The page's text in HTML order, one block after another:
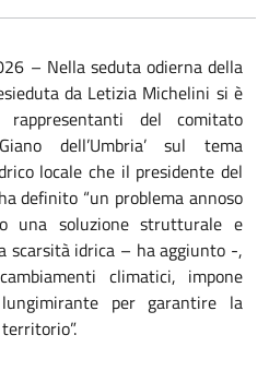
– Nella seduta odierna della
da Letizia Michelini si è
rappresentanti del comitato
dell’Umbria’ sul tema
locale che il presidente del
definito “un problema annoso
una soluzione strutturale e
scarsità idrica – ha aggiunto -,
climatici, impone
per garantire la